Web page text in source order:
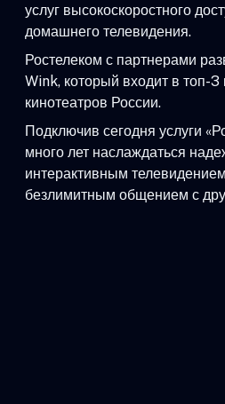
услуг высокоскоростного
домашнего телевидения.
Ростелеком с партнерами
Wink, который входит в топ-
кинотеатров России.
Подключив сегодня услуги
много лет наслаждаться
интерактивным
безлимитным общением с